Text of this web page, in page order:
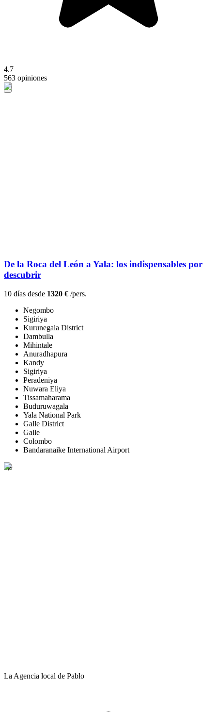
4.7
563 opiniones
De la Roca del León a Yala: los indispensables por
descubrir
10 días desde 1320 € /pers.
Negombo
Sigiriya
Kurunegala District
Dambulla
Mihintale
Anuradhapura
Kandy
Sigiriya
Peradeniya
Nuwara Eliya
Tissamaharama
Buduruwagala
Yala National Park
Galle District
Galle
Colombo
Bandaranaike International Airport
La Agencia local de Pablo